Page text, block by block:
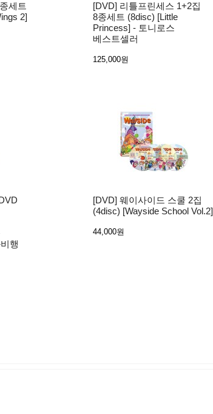
세트
2]
[DVD] 리틀프린세스 1+2집
8종세트 (8disc) [Little
Princess] - 토니로스
베스트셀러
125,000원
행
[DVD] 웨이사이드 스쿨 2집
(4disc) [Wayside School Vol.2]
44,000원